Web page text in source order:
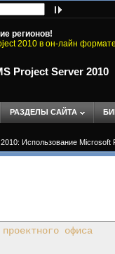
регионов!
2010 в он-лайн
Project Server 2010
РАЗДЕЛЫ САЙТА
Использование Microsoft
офиса